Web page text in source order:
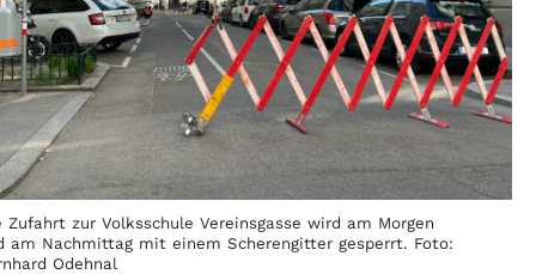
Zufahrt zur Volksschule Vereinsgasse wird am Morgen
am Nachmittag mit einem Scherengitter gesperrt. Foto:
Odehnal